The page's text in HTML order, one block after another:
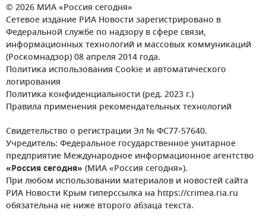
© 2026 МИА «Россия сегодня»
Сетевое издание РИА Новости зарегистрировано в
Федеральной службе по надзору в сфере связи,
информационных технологий и массовых коммуникаций
(Роскомнадзор) 08 апреля 2014 года.
Политика использования Cookie и автоматического
логирования
Политика конфиденциальности (ред. 2023 г.)
Правила применения рекомендательных технологий
Свидетельство о регистрации Эл № ФС77-57640.
Учредитель: Федеральное государственное унитарное
предприятие Международное информационное агентство
«Россия сегодня» (МИА «Россия сегодня»).
При любом использовании материалов и новостей сайта
РИА Новости Крым гиперссылка на https://crimea.ria.ru
обязательна не ниже второго абзаца текста.